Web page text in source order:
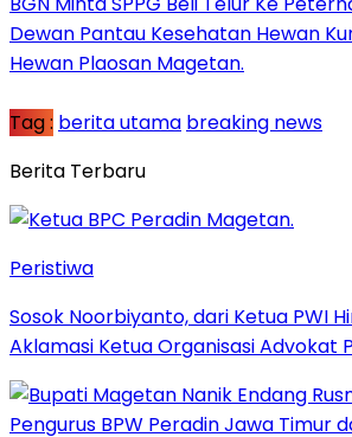
Dewan Pantau Kesehatan Hewan
Hewan Plaosan Magetan.
Tag : berita utama breaking news
Berita Terbaru
Peristiwa
Sosok Noorbiyanto, dari Ketua PWI
Aklamasi Ketua Organisasi Advokat